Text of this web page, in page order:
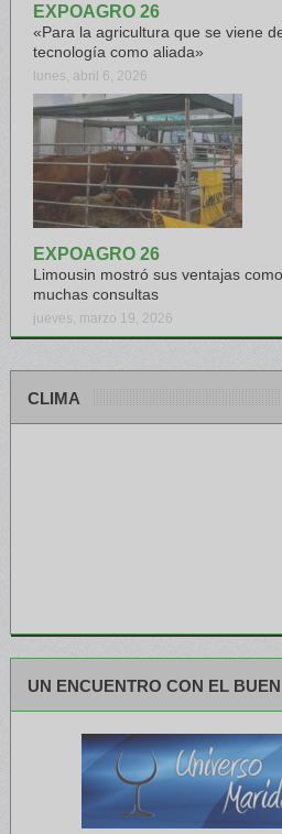
EXPOAGRO 26
«Para la agricultura que se viene
tecnología como aliada»
lunes, abril 6, 2026
EXPOAGRO 26
Limousin mostró sus ventajas
muchas consultas
jueves, marzo 19, 2026
CLIMA
UN ENCUENTRO CON EL